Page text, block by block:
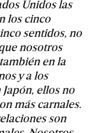
Unidos las
los cinco
sentidos, no
nosotros
en la
y a los
ellos no
más carnales.
son